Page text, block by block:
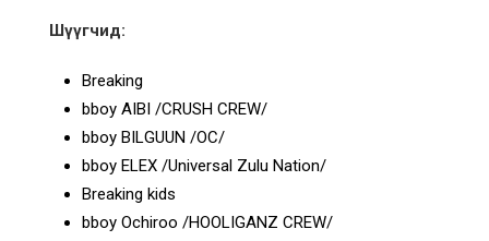
Шүүгчид:
Breaking
bboy AIBI /CRUSH CREW/
bboy BILGUUN /OC/
bboy ELEX /Universal Zulu Nation/
Breaking kids
bboy Ochiroo /HOOLIGANZ CREW/